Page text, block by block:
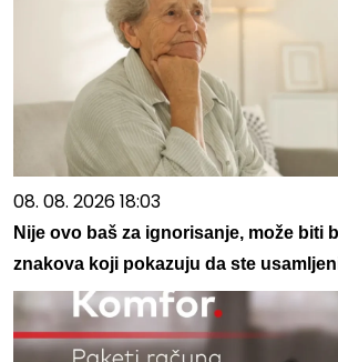
08. 08. 2026 18:03
Nije ovo baš za ignorisanje, može biti
znakova koji pokazuju da ste